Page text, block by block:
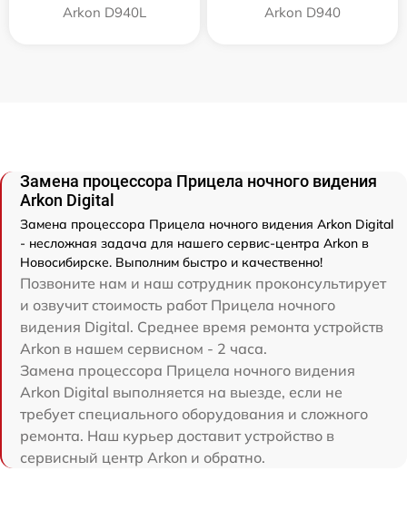
Arkon D940L Arkon D940
Замена процессора Прицела ночного видения
Arkon Digital
Замена процессора Прицела ночного видения Arkon Digital
- несложная задача для нашего сервис-центра Arkon в
Новосибирске. Выполним быстро и качественно!
Позвоните нам и наш сотрудник проконсультирует
и озвучит стоимость работ Прицела ночного
видения Digital. Среднее время ремонта устройств
Arkon в нашем сервисном - 2 часа.
Замена процессора Прицела ночного видения
Arkon Digital выполняется на выезде, если не
требует специального оборудования и сложного
ремонта. Наш курьер доставит устройство в
сервисный центр Arkon и обратно.